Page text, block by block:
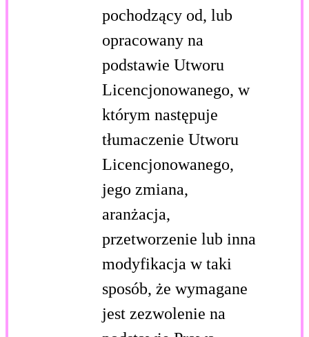
pochodzący od, lub
opracowany na
podstawie Utworu
Licencjonowanego, w
którym następuje
tłumaczenie Utworu
Licencjonowanego,
jego zmiana,
aranżacja,
przetworzenie lub inna
modyfikacja w taki
sposób, że wymagane
jest zezwolenie na